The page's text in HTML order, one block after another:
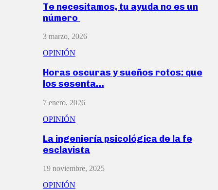
Te necesitamos, tu ayuda no es un
número
3 marzo, 2026
OPINIÓN
Horas oscuras y sueños rotos: que
los sesenta…
7 enero, 2026
OPINIÓN
La ingeniería psicológica de la fe
esclavista
19 noviembre, 2025
OPINIÓN